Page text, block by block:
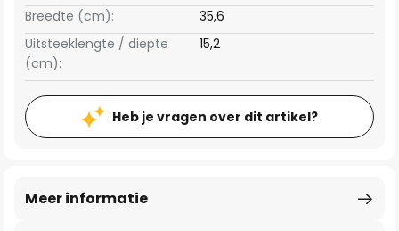
Breedte (cm): 35,6
Uitsteeklengte / diepte
(cm):
15,2
Heb je vragen over dit artikel?
Meer informatie